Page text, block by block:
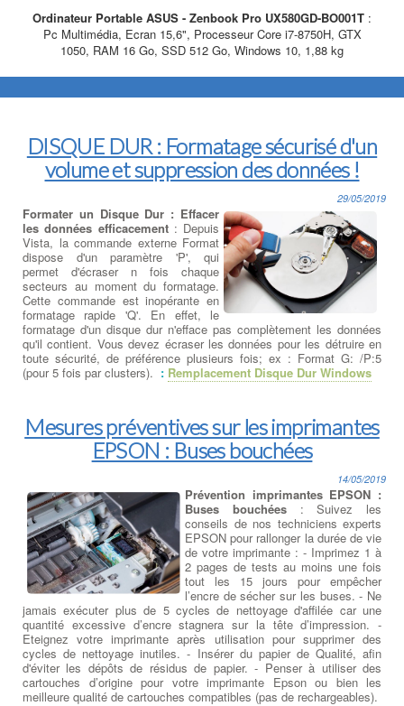
Ordinateur Portable ASUS - Zenbook Pro UX580GD-BO001T :
Pc Multimédia, Ecran 15,6", Processeur Core i7-8750H, GTX
1050, RAM 16 Go, SSD 512 Go, Windows 10, 1,88 kg
DISQUE DUR : Formatage sécurisé d'un
volume et suppression des données !
29/05/2019
Formater un Disque Dur : Effacer
les données efficacement: Depuis
Vista, la commande externe Format
dispose d'un paramètre 'P', qui
permet d'écraser n fois chaque
secteurs au moment du formatage.
Cette commande est inopérante en
formatage rapide 'Q'. En effet, le
formatage d'un disque dur n'efface pas complètement les données
qu'il contient. Vous devez écraser les données pour les détruire en
toute sécurité, de préférence plusieurs fois; ex : Format G: /P:5
(pour 5 fois par clusters). : Remplacement Disque Dur Windows
Mesures préventives sur les imprimantes
EPSON : Buses bouchées
14/05/2019
Prévention imprimantes EPSON :
Buses bouchées: Suivez les
conseils de nos techniciens experts
EPSON pour rallonger la durée de vie
de votre imprimante : - Imprimez 1 à
2 pages de tests au moins une fois
tout les 15 jours pour empêcher
l’encre de sécher sur les buses. - Ne
jamais exécuter plus de 5 cycles de nettoyage d'affilée car une
quantité excessive d’encre stagnera sur la tête d’impression. -
Eteignez votre imprimante après utilisation pour supprimer des
cycles de nettoyage inutiles. - Insérer du papier de Qualité, afin
d'éviter les dépôts de résidus de papier. - Penser à utiliser des
cartouches d’origine pour votre imprimante Epson ou bien les
meilleure qualité de cartouches compatibles (pas de rechargeables).